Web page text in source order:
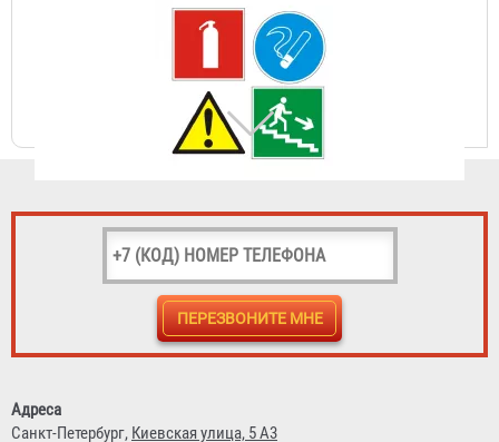
23 ₽
Огнетушитель ОУ-2 BCE (3 литра) d=114 мм
1 267 ₽
Адреса
Санкт-Петербург, Киевская улица, 5 А3